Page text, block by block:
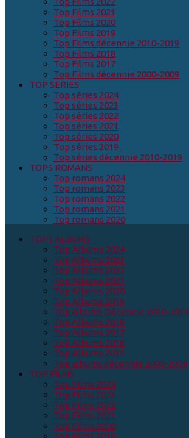
Top Films 2021
Top Films 2020
Top Films 2019
Top Films décennie 2010-2019
Top Films 2018
Top Films 2017
Top Films décennie 2000-2009
TOP SERIES
Top séries 2024
Top séries 2023
Top séries 2022
Top séries 2021
Top séries 2020
Top séries 2019
Top séries décennie 2010-2019
TOPS ROMANS
Top romans 2024
Top romans 2023
Top romans 2022
Top romans 2021
Top romans 2020
TOPS ALBUMS
Top Albums 2024
Top Albums 2023
Top Albums 2022
Top Albums 2021
Top Albums 2020
Top Albums 2019
Top albums Décennie 2010-2019
Top Albums 2018
Top Albums 2017
Top Albums 2016
Top Albums 2015
Top albums décennie 2000-2009
TOP FILMS
Top Films 2024
Top Films 2023
Top Films 2022
Top Films 2021
Top Films 2020